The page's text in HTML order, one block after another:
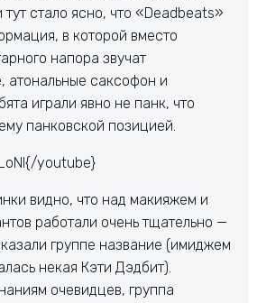
тут стало ясно, что «Deadbeats»
в которой вместо
напора звучат
атональные саксофон и
играли явно не панк, что
панковской позицией.
youtube}
видно, что над макияжем и
работали очень тщательно —
группе название (имиджем
некая Кэти Дэдбит).
очевидцев, группа